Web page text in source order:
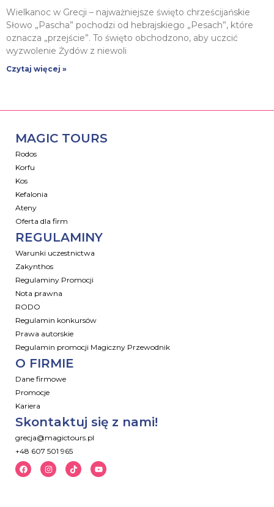
Wielkanoc w Grecji – najważniejsze święto chrześcijańskie
Słowo „Pascha” pochodzi od hebrajskiego „Pesach”, które
oznacza „przejście”. To święto obchodzono, aby uczcić
wyzwolenie Żydów z niewoli
Czytaj więcej »
MAGIC TOURS
Rodos
Korfu
Kos
Kefalonia
Ateny
Oferta dla firm
REGULAMINY
Warunki uczestnictwa
Zakynthos
Regulaminy Promocji
Nota prawna
RODO
Regulamin konkursów
Prawa autorskie
Regulamin promocji Magiczny Przewodnik
O FIRMIE
Dane firmowe
Promocje
Kariera
Skontaktuj się z nami!
grecja@magictours.pl
+48 607 501 965